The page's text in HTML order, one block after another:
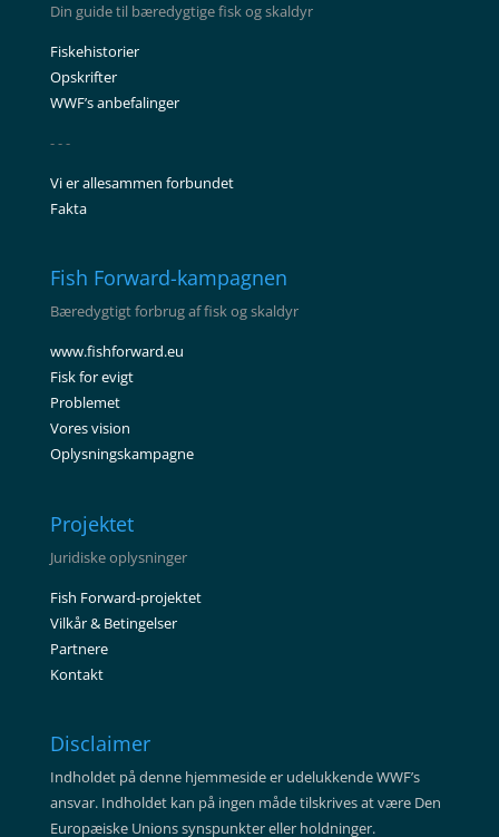
Din guide til bæredygtige fisk og skaldyr
Fiskehistorier
Opskrifter
WWF’s anbefalinger
- - -
Vi er allesammen forbundet
Fakta
Fish Forward-kampagnen
Bæredygtigt forbrug af fisk og skaldyr
www.fishforward.eu
Fisk for evigt
Problemet
Vores vision
Oplysningskampagne
Projektet
Juridiske oplysninger
Fish Forward-projektet
Vilkår & Betingelser
Partnere
Kontakt
Disclaimer
Indholdet på denne hjemmeside er udelukkende WWF’s
ansvar. Indholdet kan på ingen måde tilskrives at være Den
Europæiske Unions synspunkter eller holdninger.